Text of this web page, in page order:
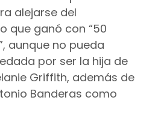
alejarse del
que ganó con “50
aunque no pueda
por ser la hija de
Griffith, además de
Banderas como